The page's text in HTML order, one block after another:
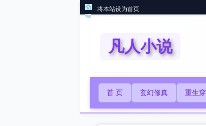
将本站设为首页
凡人小说
首 页 玄幻修真 重生